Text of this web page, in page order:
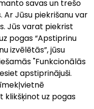
savas un trešo
Ar Jūsu piekrišanu var
Jūs varat piekrist
pogas “Apstiprinu
izvēlētās”, jūsu
"Funkcionālās
apstiprinājuši.
uz pogas